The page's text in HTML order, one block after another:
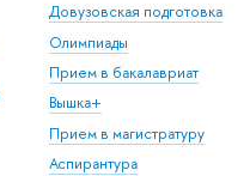
Довузовская подготовка
Олимпиады
Прием в бакалавриат
Вышка+
Прием в магистратуру
Аспирантура